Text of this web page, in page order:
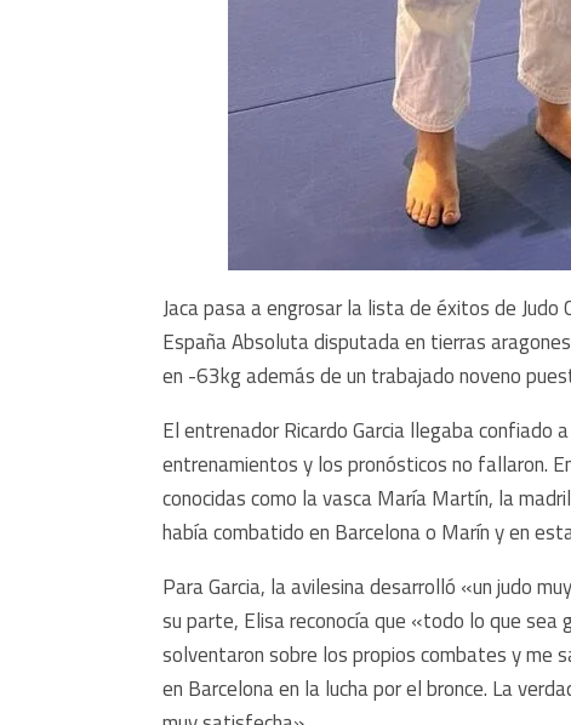
Jaca pasa a engrosar la lista de éxitos de Judo
España Absoluta disputada en tierras
en -63kg además de un trabajado noveno
El entrenador Ricardo Garcia llegaba
entrenamientos y los pronósticos no fallaron.
conocidas como la vasca María Martín, la
había combatido en Barcelona o Marín y en
Para Garcia, la avilesina desarrolló «un judo
su parte, Elisa reconocía que «todo lo que sea
solventaron sobre los propios combates y me
en Barcelona en la lucha por el bronce. La